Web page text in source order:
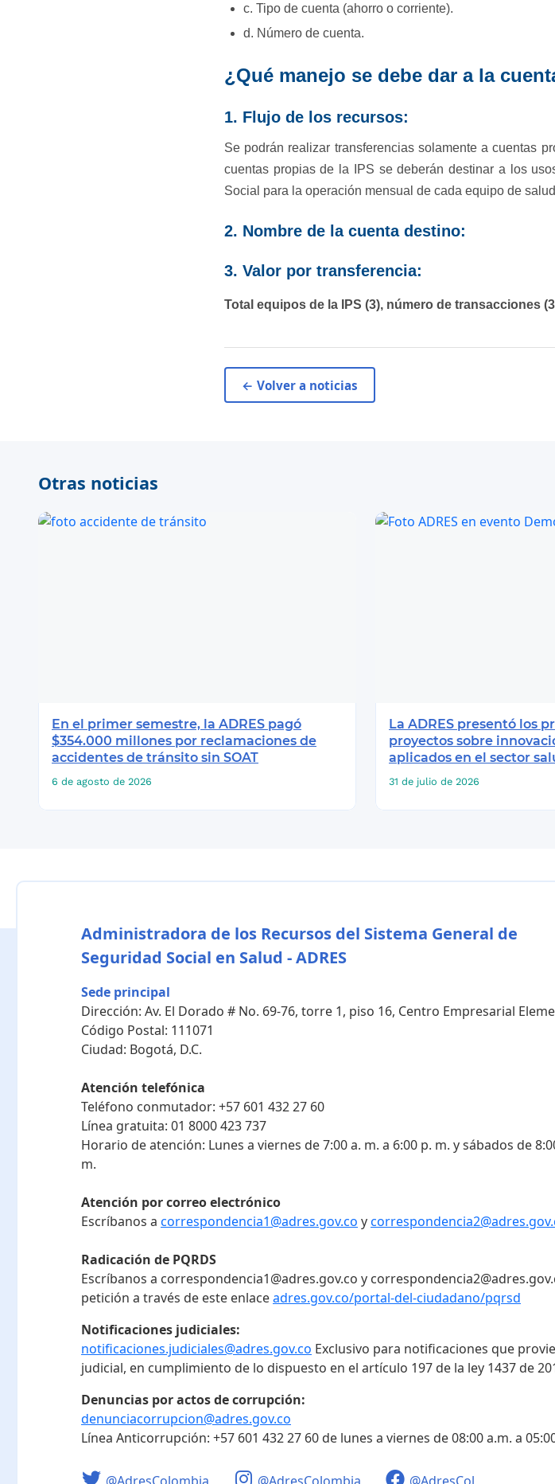
c. Tipo de cuenta (ahorro o corriente).
d. ​​Número de cuenta.
¿Qué manejo se debe dar a la
1. Flujo de los recursos:
Se podrán realizar transferencias solamente a cuentas
cuentas propias de la IPS se deberán destinar a los
Social para la operación mensual de cada equipo de
2. Nombre de la cuenta destino:
3. Valor por tran​sferencia:
Total equipos de la IPS (3), número de transacciones
← Volver a noticias
Otras noticias
En el primer semestre, la ADRES pagó
$354.000 millones por reclamaciones de
accidentes de tránsito sin SOAT
6 de agosto de 2026
La ADRES presentó los
proyectos sobre
aplicados en el sector
31 de julio de 2026
Administradora de los Recursos del Sistema General de
Seguridad Social en Salud - ADRES
Sede principal
Dirección: Av. El Dorado # No. 69-76, torre 1, piso 16, Centro Empresarial
Código Postal: 111071
Ciudad: Bogotá, D.C.
Atención telefónica
Teléfono conmutador: +57 601 432 27 60
Línea gratuita: 01 8000 423 737
Horario de atención: Lunes a viernes de 7:00 a. m. a 6:00 p. m. y sábados de
m.
Atención por correo electrónico
Escríbanos a correspondencia1@adres.gov.co y
Radicación de PQRDS
Escríbanos a correspondencia1@adres.gov.co y
petición a través de este enlaceadres.gov.co/portal-del-ciudadano/pqrsd
Notificaciones judiciales:
notificaciones.judiciales@adres.gov.co Exclusivo para notificaciones que
judicial, en cumplimiento de lo dispuesto en el artículo 197 de la ley 1437 de
Denuncias por actos de corrupción:
denunciacorrupcion@adres.gov.co
Línea Anticorrupción: +57 601 432 27 60 de lunes a viernes de 08:00 a.m. a
@AdresColombia @AdresColombia @AdresCol